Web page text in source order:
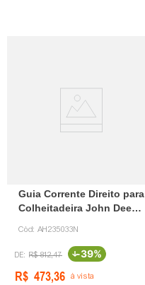
Guia Corrente Direito para
Colheitadeira John Deere
Cód: AH235033N
R$ 812,47 -39%
R$ 473,36 à vista